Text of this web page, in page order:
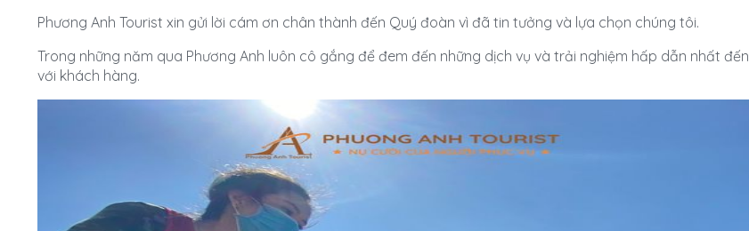
Phương Anh Tourist xin gửi lời cám ơn chân thành đến Quý đoàn vì đã tin tưởng và lựa chọn chúng tôi.
Trong những năm qua Phương Anh luôn cô gắng để đem đến những dịch vụ và trải nghiệm hấp dẫn nhất đến
với khách hàng.